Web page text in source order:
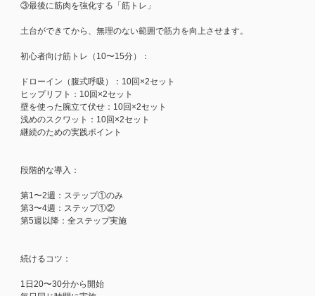
③最後に筋肉を強化する「筋トレ」
土台ができてから、無理のない範囲で筋力を向上させます。
初心者向け筋トレ（10〜15分）：
ドローイン（腹式呼吸）：10回×2セット
ヒップリフト：10回×2セット
壁を使った腕立て伏せ：10回×2セット
浅めのスクワット：10回×2セット
継続のための実践ポイント
段階的な導入：
第1〜2週：ステップ①のみ
第3〜4週：ステップ①②
第5週以降：全ステップ実施
続けるコツ：
1日20〜30分から開始